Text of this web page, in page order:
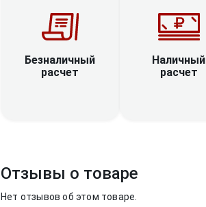
Безналичный
расчет
Наличный
расчет
Отзывы о товаре
Нет отзывов об этом товаре.